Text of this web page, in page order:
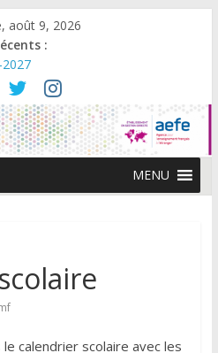
août 9, 2026
:
de la caisse – Eté 2026
du Baccalauréat 2026 –
de compétence du directeur de
Remise aux normes du SSI et du
MENU
calendrier scolaire avec les